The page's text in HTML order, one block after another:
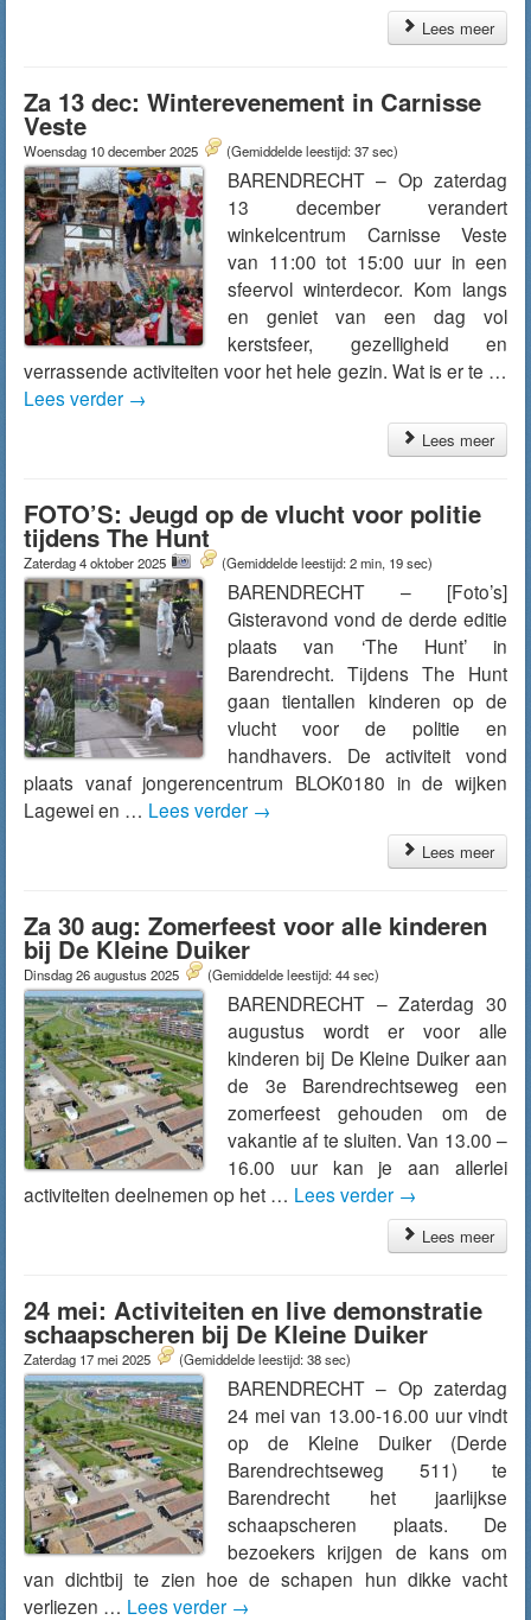
Lees meer
Za 13 dec: Winterevenement in Carnisse
Veste
Woensdag 10 december 2025 (Gemiddelde leestijd: 37 sec)
BARENDRECHT – Op zaterdag
13 december verandert
winkelcentrum Carnisse Veste
van 11:00 tot 15:00 uur in een
sfeervol winterdecor. Kom langs
en geniet van een dag vol
kerstsfeer, gezelligheid en
verrassende activiteiten voor het hele gezin. Wat is er te …
Lees verder →
Lees meer
FOTO’S: Jeugd op de vlucht voor politie
tijdens The Hunt
Zaterdag 4 oktober 2025 (Gemiddelde leestijd: 2 min, 19 sec)
BARENDRECHT – [Foto’s]
Gisteravond vond de derde editie
plaats van ‘The Hunt’ in
Barendrecht. Tijdens The Hunt
gaan tientallen kinderen op de
vlucht voor de politie en
handhavers. De activiteit vond
plaats vanaf jongerencentrum BLOK0180 in de wijken
Lagewei en … Lees verder →
Lees meer
Za 30 aug: Zomerfeest voor alle kinderen
bij De Kleine Duiker
Dinsdag 26 augustus 2025 (Gemiddelde leestijd: 44 sec)
BARENDRECHT – Zaterdag 30
augustus wordt er voor alle
kinderen bij De Kleine Duiker aan
de 3e Barendrechtseweg een
zomerfeest gehouden om de
vakantie af te sluiten. Van 13.00 –
16.00 uur kan je aan allerlei
activiteiten deelnemen op het … Lees verder →
Lees meer
24 mei: Activiteiten en live demonstratie
schaapscheren bij De Kleine Duiker
Zaterdag 17 mei 2025 (Gemiddelde leestijd: 38 sec)
BARENDRECHT – Op zaterdag
24 mei van 13.00-16.00 uur vindt
op de Kleine Duiker (Derde
Barendrechtseweg 511) te
Barendrecht het jaarlijkse
schaapscheren plaats. De
bezoekers krijgen de kans om
van dichtbij te zien hoe de schapen hun dikke vacht
verliezen … Lees verder →